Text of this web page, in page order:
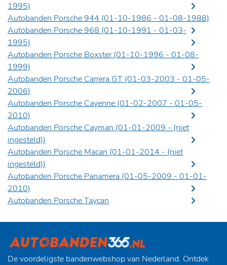
1995)
Autobanden Porsche 944 (01-10-1986 - 01-08-1988)
Autobanden Porsche 968 (01-10-1991 - 01-03-
1995)
Autobanden Porsche Boxster (01-10-1996 - 01-08-
1999)
Autobanden Porsche Carrera GT (01-03-2003 - 01-05-
2006)
Autobanden Porsche Cayenne (01-02-2007 - 01-05-
2010)
Autobanden Porsche Cayman (01-01-2009 - (niet
ingesteld))
Autobanden Porsche Macan (01-01-2014 - (niet
ingesteld))
Autobanden Porsche Panamera (01-05-2009 - 01-01-
2010)
Autobanden Porsche Taycan
De voordeligste bandenwebshop van Nederland. Ontdek